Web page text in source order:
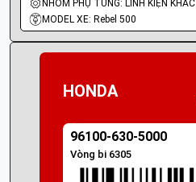
NHÓM PHỤ TÙNG: LINH KIỆN KHÁC
MODEL XE: Rebel 500
HONDA
96100-630-5000
Vòng bi 6305